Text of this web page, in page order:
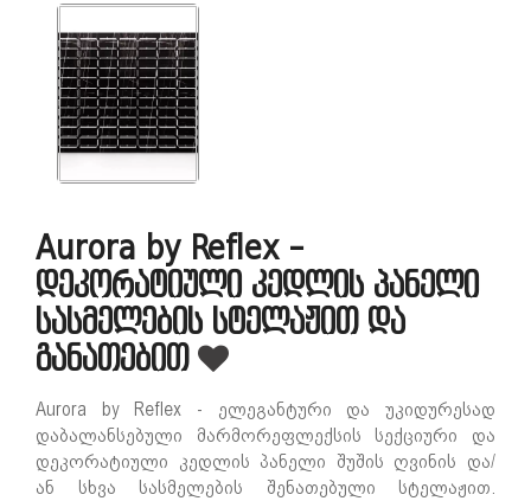
Aurora by Reflex -
დეკორატიული კედლის პანელი
სასმელების სტელაჟით და
განათებით
Aurora by Reflex - ელეგანტური და უკიდურესად
დაბალანსებული მარმორეფლექსის სექციური და
დეკორატიული კედლის პანელი შუშის ღვინის და/
ან სხვა სასმელების შენათებული სტელაჟით.